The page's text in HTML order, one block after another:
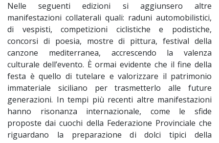
Nelle seguenti edizioni si aggiunsero altre
manifestazioni collaterali quali: raduni automobilistici,
di vespisti, competizioni ciclistiche e podistiche,
concorsi di poesia, mostre di pittura, festival della
canzone mediterranea, accrescendo la valenza
culturale dell’evento. È ormai evidente che il fine della
festa è quello di tutelare e valorizzare il patrimonio
immateriale siciliano per trasmetterlo alle future
generazioni. In tempi più recenti altre manifestazioni
hanno risonanza internazionale, come le sfide
proposte dai cuochi della Federazione Provinciale che
riguardano la preparazione di dolci tipici della